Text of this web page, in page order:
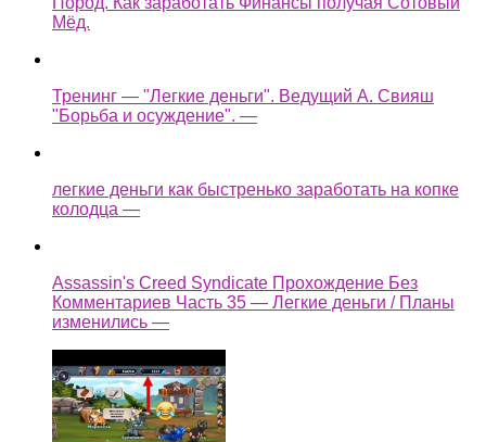
Мёд.
Тренинг — "Легкие деньги". Ведущий А. Свияш
"Борьба и осуждение". —
легкие деньги как быстренько заработать на копке
колодца —
Assassin's Creed Syndicate Прохождение Без
Комментариев Часть 35 — Легкие деньги / Планы
изменились —